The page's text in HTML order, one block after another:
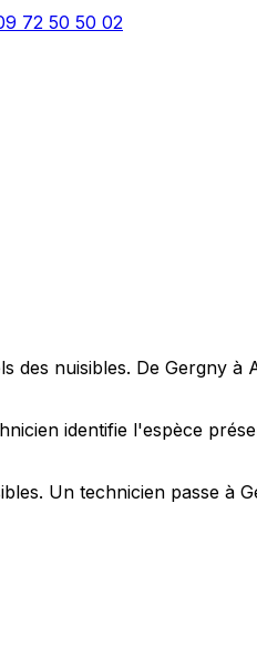
72 50 50 02
des nuisibles. De Gergny
identifie l'espèce
Un technicien passe à